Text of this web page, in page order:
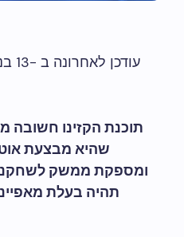
עודכן לאחרונה ב -13 בנובמבר 2025 על ידי
תוכנת הקזינו חשובה
שהיא מבצעת
ומספקת ממשק
תהיה בעלת